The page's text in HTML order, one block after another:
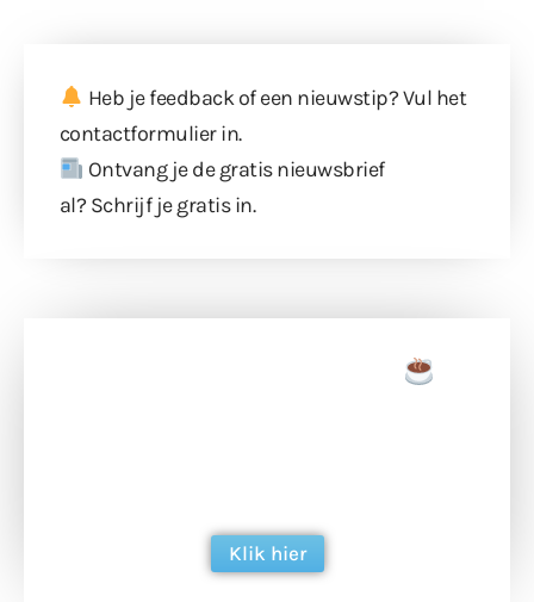
Heb je feedback of een nieuwstip? Vul het
contactformulierin.
Ontvang je de gratis nieuwsbrief
al? Schrijf je gratis in.
Klik hier